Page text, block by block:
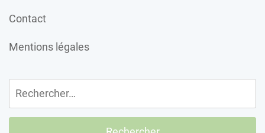
Contact
Mentions légales
Rechercher :